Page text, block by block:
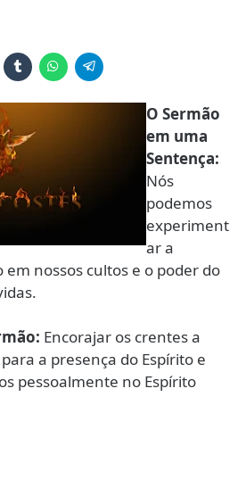
O Sermão
em uma
Sentença:
Nós
podemos
experiment
ar a
em nossos cultos e o poder do
Encorajar os crentes a
a presença do Espírito e
pessoalmente no Espírito